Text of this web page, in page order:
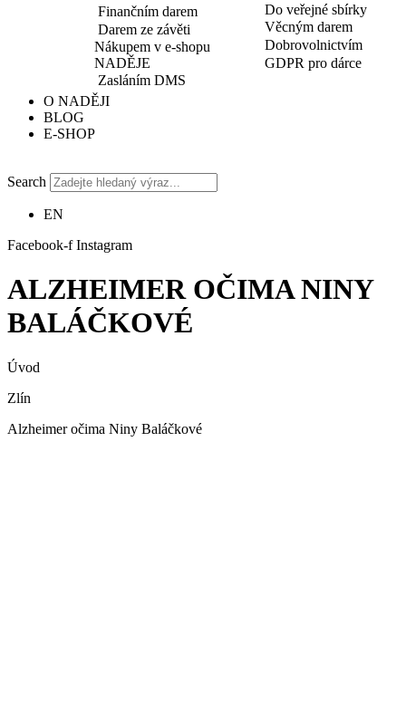
Finančním darem
Darem ze závěti
Nákupem v e-shopu
NADĚJE
Zasláním DMS
Do veřejné sbírky
Věcným darem
Dobrovolnictvím
GDPR pro dárce
O NADĚJI
BLOG
E-SHOP
Search
EN
Facebook-f Instagram
ALZHEIMER OČIMA NINY
BALÁČKOVÉ
Úvod
Zlín
Alzheimer očima Niny Baláčkové